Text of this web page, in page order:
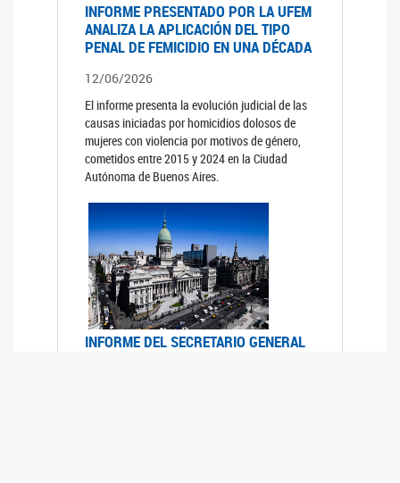
INFORME PRESENTADO POR LA UFEM
ANALIZA LA APLICACIÓN DEL TIPO
PENAL DE FEMICIDIO EN UNA DÉCADA
12/06/2026
El informe presenta la evolución judicial de las
causas iniciadas por homicidios dolosos de
mujeres con violencia por motivos de género,
cometidos entre 2015 y 2024 en la Ciudad
Autónoma de Buenos Aires.
INFORME DEL SECRETARIO GENERAL